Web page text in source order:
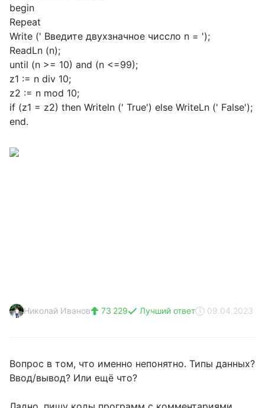
begin
Repeat
Write (' Введите двухзначное чиссло n = ');
ReadLn (n);
until (n >= 10) and (n <=99);
z1 := n div 10;
z2 := n mod 10;
if (z1 = z2) then Writeln (' True') else WriteLn (' False');
end.
Николай Иванов 73 229 Лучший ответ 09.04.2023
Вопрос в том, что именно непонятно. Типы данных?
Ввод/вывод? Или ещё что?